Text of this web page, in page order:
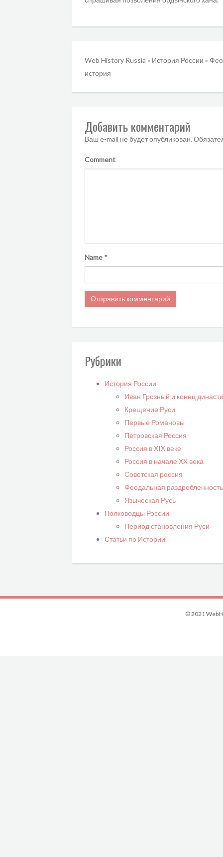
Web History Russia » История России »
история
Добавить комментарий
Ваш e-mail не будет опубликован.
Comment
Name *
Рубрики
История России
Иван Грозный и конец
Крещение Руси
Первые Романовы
Петровская Россия
Россия в XIX веке
Россия в начале XX века
Советская россия
Феодальная раздробленность
Языческая Русь
Полководцы России
Период становления Руси
Статьи по Истории
© 2021